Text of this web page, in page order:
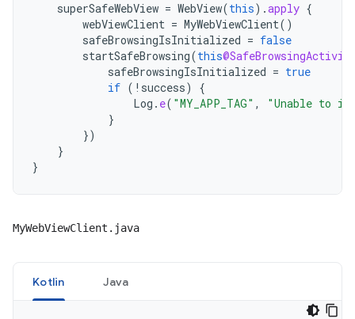
superSafeWebView = WebView(this).apply {
webViewClient = MyWebViewClient()
safeBrowsingIsInitialized = false
startSafeBrowsing(this
safeBrowsingIsInitialized = true
if ( ! success)
{
Log . e( "MY_APP_TAG" ,
"Unable to
}
})
}
}
MyWebViewClient.java
Kotlin Java